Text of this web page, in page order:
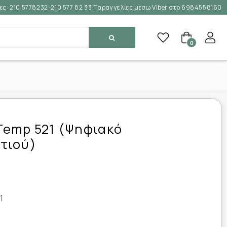
210 5778232-210 577 82 33 Παραγγελίες μέσω Viber στο 6984558160
0
521 (Ψηφιακό